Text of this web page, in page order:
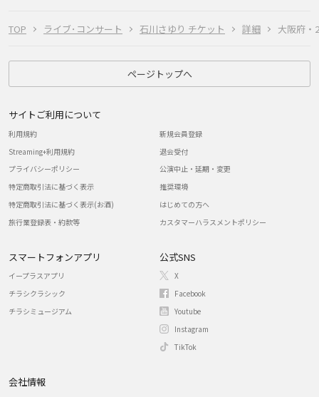
TOP ライブ･コンサート 石川さゆり チケット 詳細 大阪府・
ページトップへ
サイトご利用について
利用規約
Streaming+利用規約
プライバシーポリシー
特定商取引法に基づく表示
特定商取引法に基づく表示(お酒)
旅行業登録表・約款等
新規会員登録
退会受付
公演中止・延期・変更
推奨環境
はじめての方へ
カスタマーハラスメントポリシー
スマートフォンアプリ
イープラスアプリ
チラシクラシック
チラシミュージアム
公式SNS
X
Facebook
Youtube
Instagram
TikTok
会社情報